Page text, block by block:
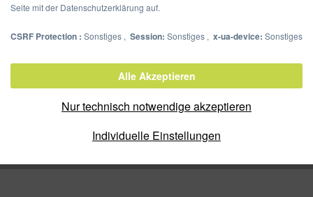
Ordner A4 Save me No.4
Artikel-Nr.:
50347-25
Verpackungseinheit:
Seite mit der Datenschutzerklärung auf.
CSRF Protection : Sonstiges , Session: Sonstiges , x-ua-device: Sonstiges
Individuelle Einstellungen
Nur technisch notwendige akzeptieren
Alle Akzeptieren